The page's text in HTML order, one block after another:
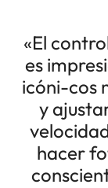
«El
es
icóni-cos
y
hacer